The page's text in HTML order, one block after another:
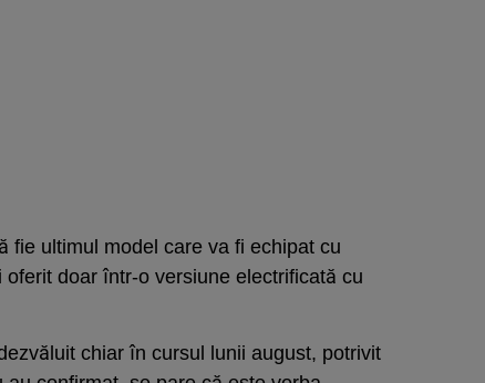
fie ultimul model care va fi echipat cu
doar într-o versiune electrificată cu
chiar în cursul lunii august, potrivit